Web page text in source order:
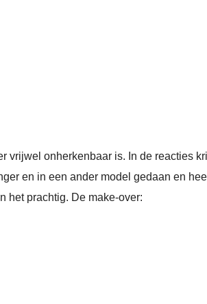
vrijwel onherkenbaar is. In de reacties
en in een ander model gedaan en
het prachtig. De make-over: